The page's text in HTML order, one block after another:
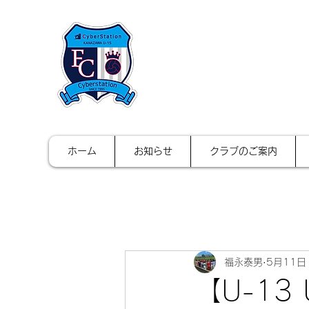
ホーム お知らせ クラブのご案内
【U-13
福永泰男 5月11日